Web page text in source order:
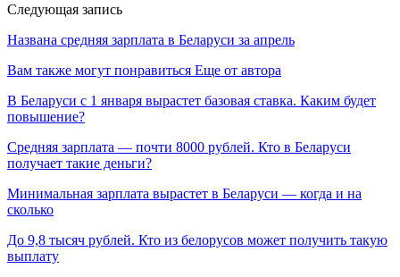
Следующая запись
Названа средняя зарплата в Беларуси за апрель
Вам также могут понравиться Еще от автора
В Беларуси с 1 января вырастет базовая ставка. Каким будет
повышение?
Средняя зарплата — почти 8000 рублей. Кто в Беларуси
получает такие деньги?
Минимальная зарплата вырастет в Беларуси — когда и на
сколько
До 9,8 тысяч рублей. Кто из белорусов может получить такую
выплату